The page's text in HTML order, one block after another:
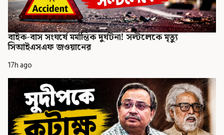
বাইক-বাস সংঘর্ষে মর্মান্তিক দুর্ঘটনা! সল্টলেকে মৃত্যু
সিআইএসএফ জওয়ানের
17h ago